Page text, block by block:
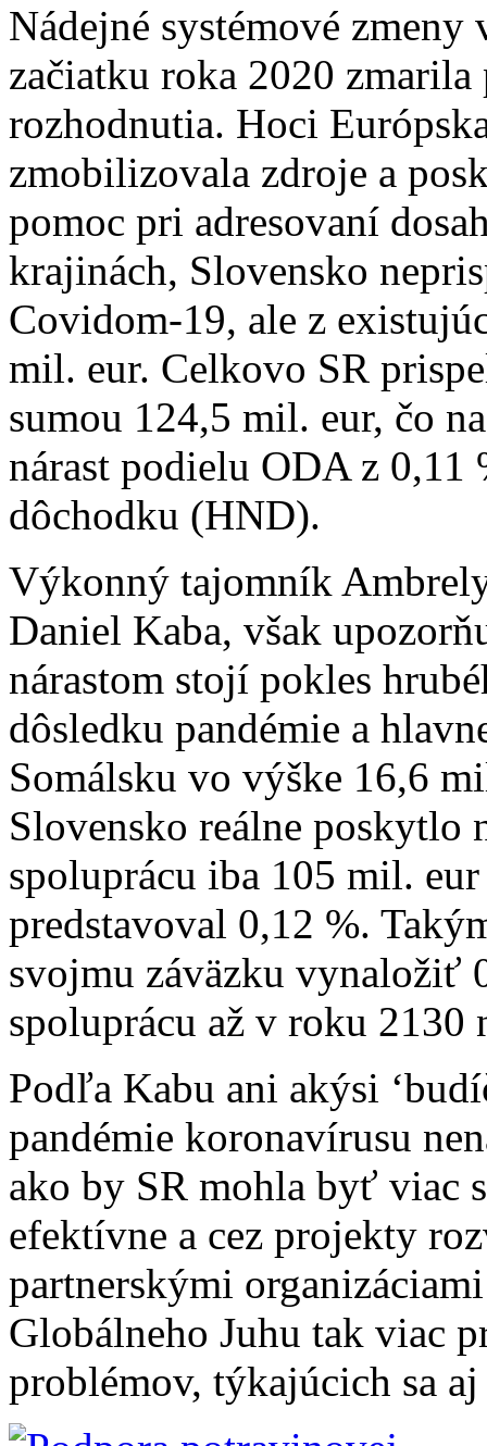
Nádejné systémové
začiatku roka 2020
rozhodnutia. Hoci
zmobilizovala zdroje a
pomoc pri adresovaní
krajinách, Slovensko
Covidom-19, ale z
mil. eur. Celkovo SR
sumou 124,5 mil. eur, čo
nárast podielu ODA z 0,11
dôchodku (HND).
Výkonný tajomník
Daniel Kaba, však
nárastom stojí pokles
dôsledku pandémie a
Somálsku vo výške 16,6
Slovensko reálne poskytlo
spoluprácu iba 105 mil.
predstavoval 0,12 %.
svojmu záväzku vynaložiť
spoluprácu až v roku 2130
Podľa Kabu ani akýsi
pandémie koronavírusu
ako by SR mohla byť viac
efektívne a cez projekty
partnerskými
Globálneho Juhu tak viac
problémov, týkajúcich sa aj